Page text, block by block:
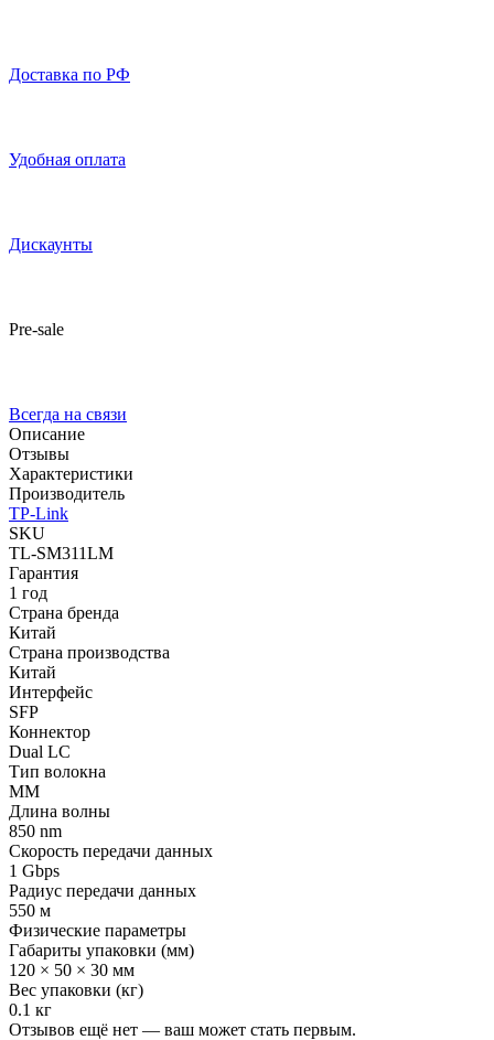
Доставка по РФ
Удобная оплата
Дискаунты
Pre-sale
Всегда на связи
Описание
Отзывы
Характеристики
Производитель
TP-Link
SKU
TL-SM311LM
Гарантия
1 год
Страна бренда
Китай
Страна производства
Китай
Интерфейс
SFP
Коннектор
Dual LC
Тип волокна
MM
Длина волны
850 nm
Скорость передачи данных
1 Gbps
Радиус передачи данных
550 м
Физические параметры
Габариты упаковки (мм)
120 × 50 × 30 мм
Вес упаковки (кг)
0.1 кг
Отзывов ещё нет — ваш может стать первым.